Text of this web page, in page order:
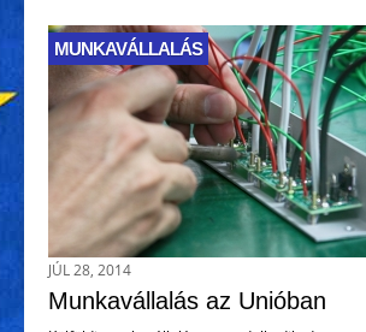
MUNKAVÁLLALÁS
JÚL 28, 2014
Munkavállalás az Unióban